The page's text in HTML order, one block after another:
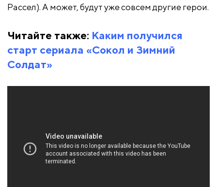
Рассел). А может, будут уже совсем другие герои.
Читайте также: Каким получился
старт сериала «Сокол и Зимний
Солдат»